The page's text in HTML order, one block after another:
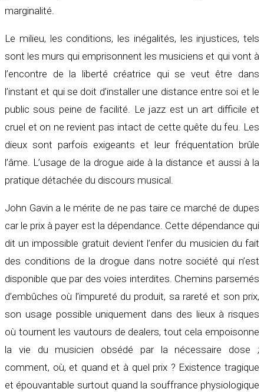
marginalité.
Le milieu, les conditions, les inégalités, les injustices, tels
sont les murs qui emprisonnent les musiciens et qui vont à
l’encontre de la liberté créatrice qui se veut être dans
l’instant et qui se doit d’installer une distance entre soi et le
public sous peine de facilité. Le jazz est un art difficile et
cruel et on ne revient pas intact de cette quête du feu. Les
dieux sont parfois exigeants et leur fréquentation brûle
l’âme. L’usage de la drogue aide à la distance et aussi à la
pratique détachée du discours musical.
John Gavin a le mérite de ne pas taire ce marché de dupes
car le prix à payer est la dépendance. Cette dépendance qui
dit un impossible gratuit devient l’enfer du musicien du fait
des conditions de la drogue dans notre société qui n’est
disponible que par des voies interdites. Chemins parsemés
d’embûches où l’impureté du produit, sa rareté et son prix,
son usage possible uniquement dans des lieux à risques
où tournent les vautours de dealers, tout cela empoisonne
la vie du musicien obsédé par la nécessaire dose ;
comment, où, et quand et à quel prix ? Existence tragique
et épouvantable surtout quand la souffrance physiologique